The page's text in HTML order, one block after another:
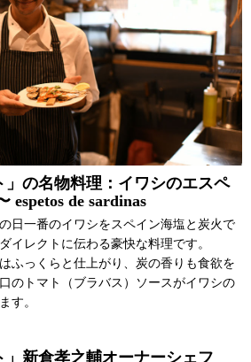
」の名物料理：イワシのエスペ
espetos de sardinas
日一番のイワシをスペイン海塩と炭火で
イレクトに伝わる豪快な料理です。
ふっくらと仕上がり、炭の香りも食欲を
のトマト（ブラバス）ソースがイワシの
す。
」新倉孝之輔オーナーシェフ